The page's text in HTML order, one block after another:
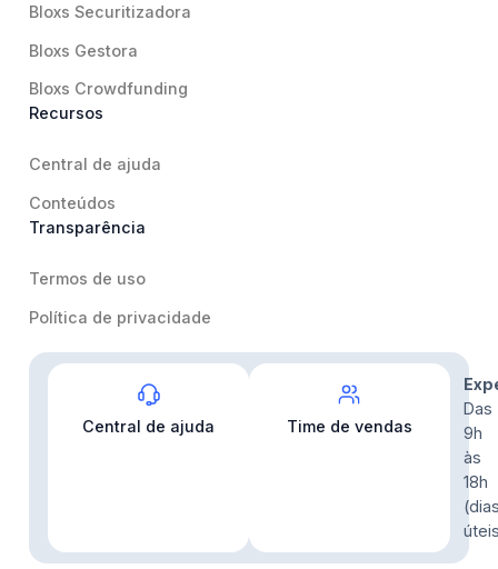
Bloxs Securitizadora
Bloxs Gestora
Bloxs Crowdfunding
Recursos
Central de ajuda
Conteúdos
Transparência
Termos de uso
Política de privacidade
Central de ajuda Time de vendas
Das
9h
às
18h